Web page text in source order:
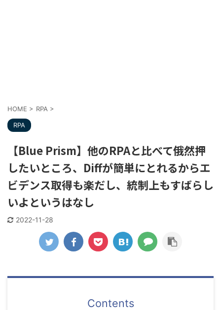
HOME > RPA >
RPA
【Blue Prism】他のRPAと比べて俄然押
したいところ、Diffが簡単にとれるからエ
ビデンス取得も楽だし、統制上もすばらし
いよというはなし
2022-11-28
Contents